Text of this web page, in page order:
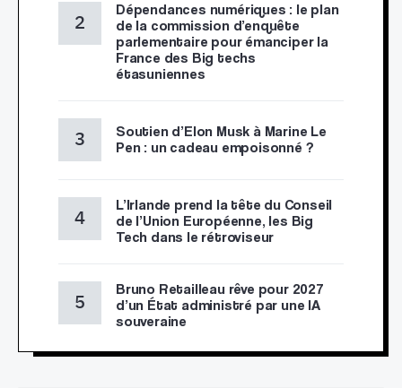
Dépendances numériques : le plan
de la commission d’enquête
parlementaire pour émanciper la
France des Big techs
étasuniennes
Soutien d’Elon Musk à Marine Le
Pen : un cadeau empoisonné ?
L’Irlande prend la tête du Conseil
de l’Union Européenne, les Big
Tech dans le rétroviseur
Bruno Retailleau rêve pour 2027
d’un État administré par une IA
souveraine